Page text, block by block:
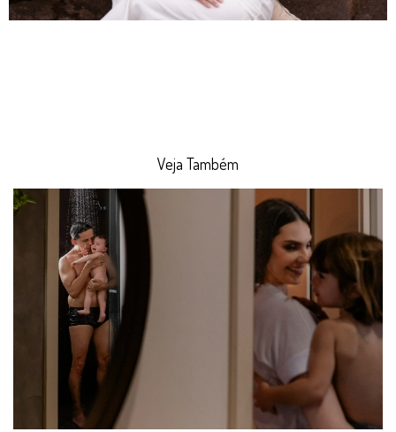
Veja Também